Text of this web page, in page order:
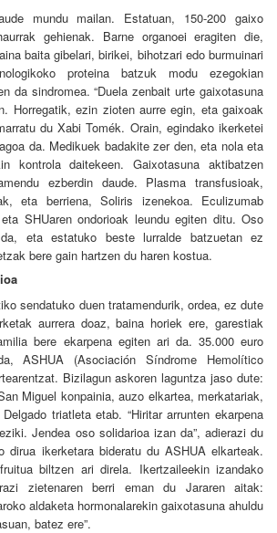
mundu mailan. Estatuan, 150-200 gaixo
gehienak. Barne organoei eragiten die,
baita gibelari, birikei, bihotzari edo burmuinari
proteina batzuk modu ezegokian
da sindromea. “Duela zenbait urte gaixotasuna
Horregatik, ezin zioten aurre egin, eta gaixoak
du Xabi Tomék. Orain, egindako ikerketei
da. Medikuek badakite zer den, eta nola eta
kontrola daitekeen. Gaixotasuna aktibatzen
ezberdin daude. Plasma transfusioak,
eta berriena, Soliris izenekoa. Eculizumab
SHUaren ondorioak leundu egiten ditu. Oso
eta estatuko beste lurralde batzuetan ez
bere gain hartzen du haren kostua.
sendatuko duen tratamendurik, ordea, ez dute
aurrera doaz, baina horiek ere, garestiak
bere ekarpena egiten ari da. 35.000 euro
ASHUA (Asociación Síndrome Hemolítico
Bizilagun askoren laguntza jaso dute:
Miguel konpainia, auzo elkartea, merkatariak,
triatleta etab. “Hiritar arrunten ekarpena
Jendea oso solidarioa izan da”, adierazi du
dirua ikerketara bideratu du ASHUA elkarteak.
biltzen ari direla. Ikertzaileekin izandako
zietenaren berri eman du Jararen aitak:
aldaketa hormonalarekin gaixotasuna ahuldu
batez ere”.